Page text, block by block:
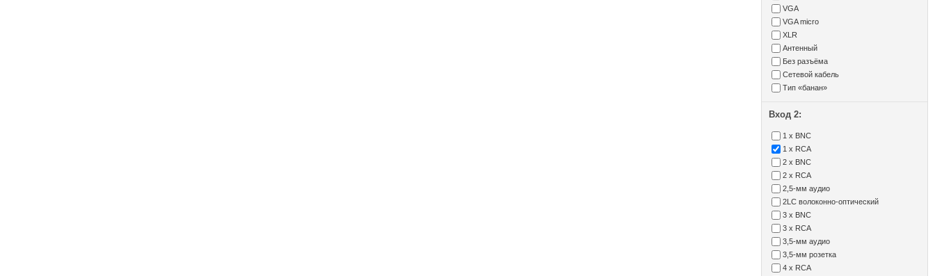
VGA
VGA micro
XLR
Антенный
Без разъёма
Сетевой кабель
Тип «банан»
Вход 2:
1 x BNC
1 x RCA
2 x BNC
2 x RCA
2,5-мм аудио
2LC волоконно-оптический
3 x BNC
3 x RCA
3,5-мм аудио
3,5-мм розетка
4 x RCA